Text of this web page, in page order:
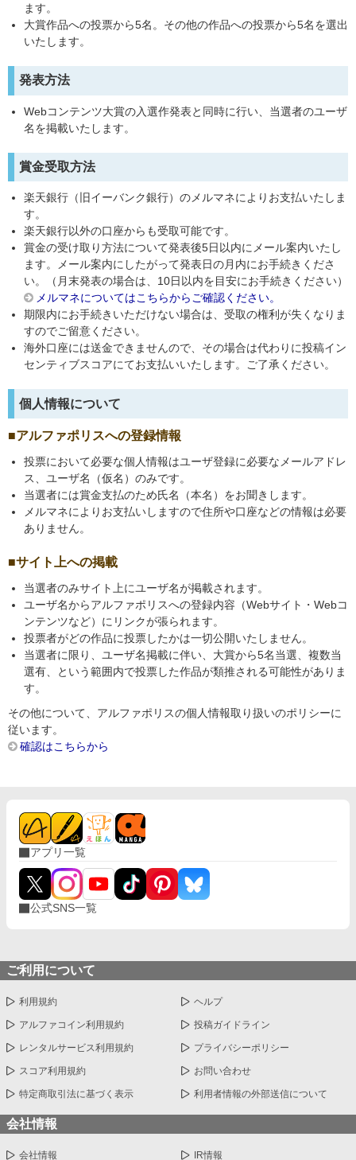
ます。
大賞作品への投票から5名。その他の作品への投票から5名を選出
いたします。
発表方法
Webコンテンツ大賞の入選作発表と同時に行い、当選者のユーザ
名を掲載いたします。
賞金受取方法
楽天銀行（旧イーバンク銀行）のメルマネによりお支払いたしま
す。
楽天銀行以外の口座からも受取可能です。
賞金の受け取り方法について発表後5日以内にメール案内いたし
ます。メール案内にしたがって発表日の月内にお手続きくださ
い。（月末発表の場合は、10日以内を目安にお手続きください）
メルマネについてはこちらからご確認ください。
期限内にお手続きいただけない場合は、受取の権利が失くなりま
すのでご留意ください。
海外口座には送金できませんので、その場合は代わりに投稿イン
センティブスコアにてお支払いいたします。ご了承ください。
個人情報について
アルファポリスへの登録情報
投票において必要な個人情報はユーザ登録に必要なメールアドレ
ス、ユーザ名（仮名）のみです。
当選者には賞金支払のため氏名（本名）をお聞きします。
メルマネによりお支払いしますので住所や口座などの情報は必要
ありません。
サイト上への掲載
当選者のみサイト上にユーザ名が掲載されます。
ユーザ名からアルファポリスへの登録内容（Webサイト・Webコ
ンテンツなど）にリンクが張られます。
投票者がどの作品に投票したかは一切公開いたしません。
当選者に限り、ユーザ名掲載に伴い、大賞から5名当選、複数当
選有、という範囲内で投票した作品が類推される可能性がありま
す。
その他について、アルファポリスの個人情報取り扱いのポリシーに
従います。
確認はこちらから
アプリ一覧
公式SNS一覧
ご利用について
利用規約 ヘルプ
アルファコイン利用規約 投稿ガイドライン
レンタルサービス利用規約 プライバシーポリシー
スコア利用規約 お問い合わせ
特定商取引法に基づく表示 利用者情報の外部送信について
会社情報
会社情報 IR情報